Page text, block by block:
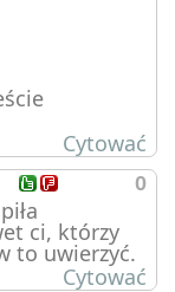
Cytować
0
ci, którzy
to uwierzyć.
Cytować